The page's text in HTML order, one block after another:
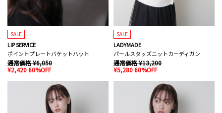
SALE
LIP SERVICE
ポイントプレートバケットハット
通常価格 ¥6,050
¥2,420 60%OFF
SALE
LADYMADE
パールスタッズニットカーディガン
通常価格 ¥13,200
¥5,280 60%OFF